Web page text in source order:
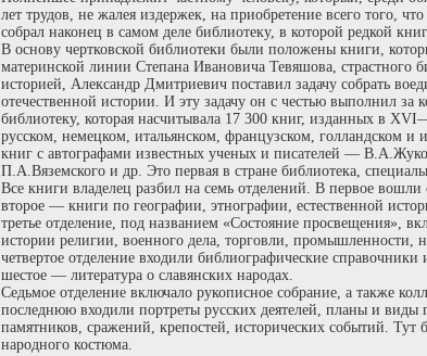
лет трудов, не жалея издержек, на приобретение всего того,
собрал наконец в самом деле библиотеку, в которой редкой
В основу чертковской библиотеки были положены книги,
материнской линии Степана Ивановича Тевяшова, страстного
историей, Александр Дмитриевич поставил задачу собрать
отечественной истории. И эту задачу он с честью выполнил за
библиотеку, которая насчитывала 17 300 книг, изданных в
русском, немецком, итальянском, французском, голландском и
книг с автографами известных ученых и писателей —
П.А.Вяземского и др. Это первая в стране библиотека,
Все книги владелец разбил на семь отделений. В первое вошли
второе — книги по географии, этнографии, естественной
третье отделение, под названием «Состояние просвещения»,
истории религии, военного дела, торговли, промышленности,
четвертое отделение входили библиографические
шестое — литература о славянских народах.
Седьмое отделение включало рукописное собрание, а также
последнюю входили портреты русских деятелей, планы и виды
памятников, сражений, крепостей, исторических событий.
народного костюма.